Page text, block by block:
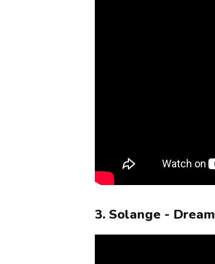
3. Solange - Dream